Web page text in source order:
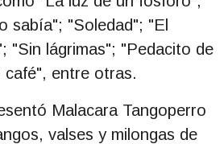
sabía"; "Soledad"; "El
"Sin lágrimas"; "Pedacito de
café", entre otras.
Malacara Tangoperro
valses y milongas de